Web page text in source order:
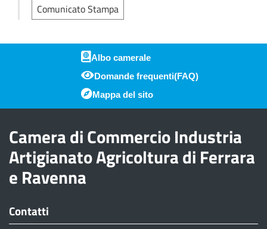
Comunicato Stampa
Piè di pagina
Albo camerale
Domande frequenti(FAQ)
Mappa del sito
Camera di Commercio Industria
Artigianato Agricoltura di Ferrara
e Ravenna
Contatti